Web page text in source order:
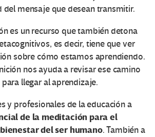
del mensaje que desean transmitir.
es un recurso que también detona
es decir, tiene que ver
sobre cómo estamos aprendiendo.
nos ayuda a revisar ese camino
llegar al aprendizaje.
y profesionales de la educación a
de la meditación para el
del ser humano. También a